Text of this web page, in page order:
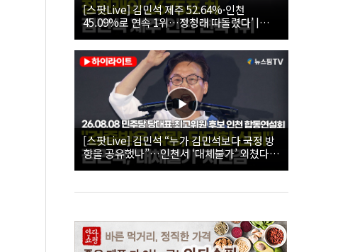
[스팟Live] 김민석 제주 52.64%·인천
45.09%로 연속 1위…정청래 따돌렸다’ |
26.08.08 더불어민주당 당대표·최고위원 후
보 인천 합동연설회
[스팟Live] 김민석 “누가 김민석보다 국정 방
향을 공유했나”…인천서 ‘대체불가’ 외쳤다 |
26.08.08 더불어민주당 당대표·최고위원 후